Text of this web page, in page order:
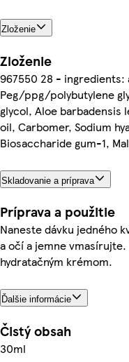
Zloženie
Zloženie
967550 28 - ingredients:
Peg/ppg/polybutylene
glycol, Aloe barbadensis
oil, Carbomer, Sodium
Biosaccharide gum-1,
Skladovanie a príprava
Príprava a použitie
Naneste dávku jedného
a očí a jemne
hydratačným krémom.
Ďalšie informácie
Čistý obsah
30ml